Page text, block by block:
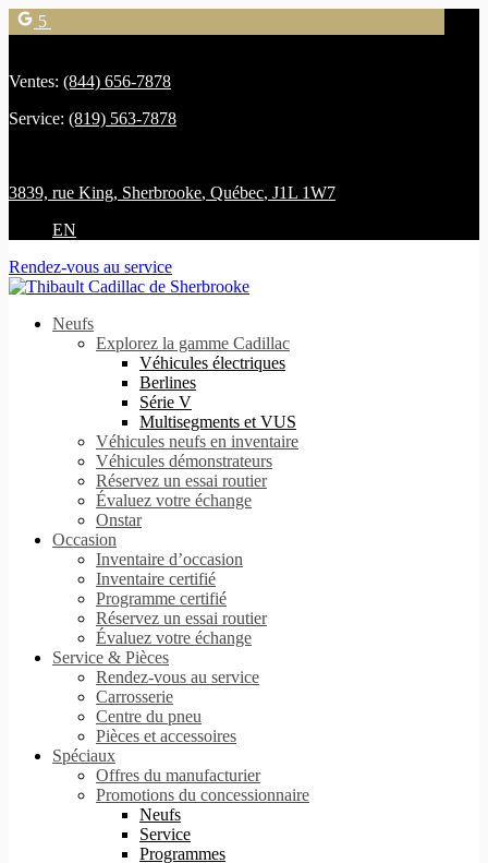
5
Ventes: (844) 656-7878
Service: (819) 563-7878
3839, rue King, Sherbrooke, Québec, J1L 1W7
EN
Rendez-vous au service
Neufs
Explorez la gamme Cadillac
Véhicules électriques
Berlines
Série V
Multisegments et VUS
Véhicules neufs en inventaire
Véhicules démonstrateurs
Réservez un essai routier
Évaluez votre échange
Onstar
Occasion
Inventaire d’occasion
Inventaire certifié
Programme certifié
Réservez un essai routier
Évaluez votre échange
Service & Pièces
Rendez-vous au service
Carrosserie
Centre du pneu
Pièces et accessoires
Spéciaux
Offres du manufacturier
Promotions du concessionnaire
Neufs
Service
Programmes